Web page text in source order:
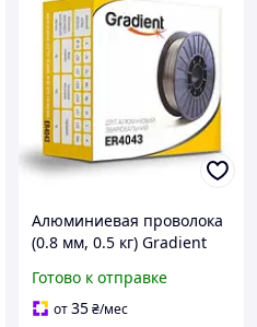
Алюминиевая проволока
(0.8 мм, 0.5 кг) Gradient
полуавтомата
Готово к отправке
от35₴/мес